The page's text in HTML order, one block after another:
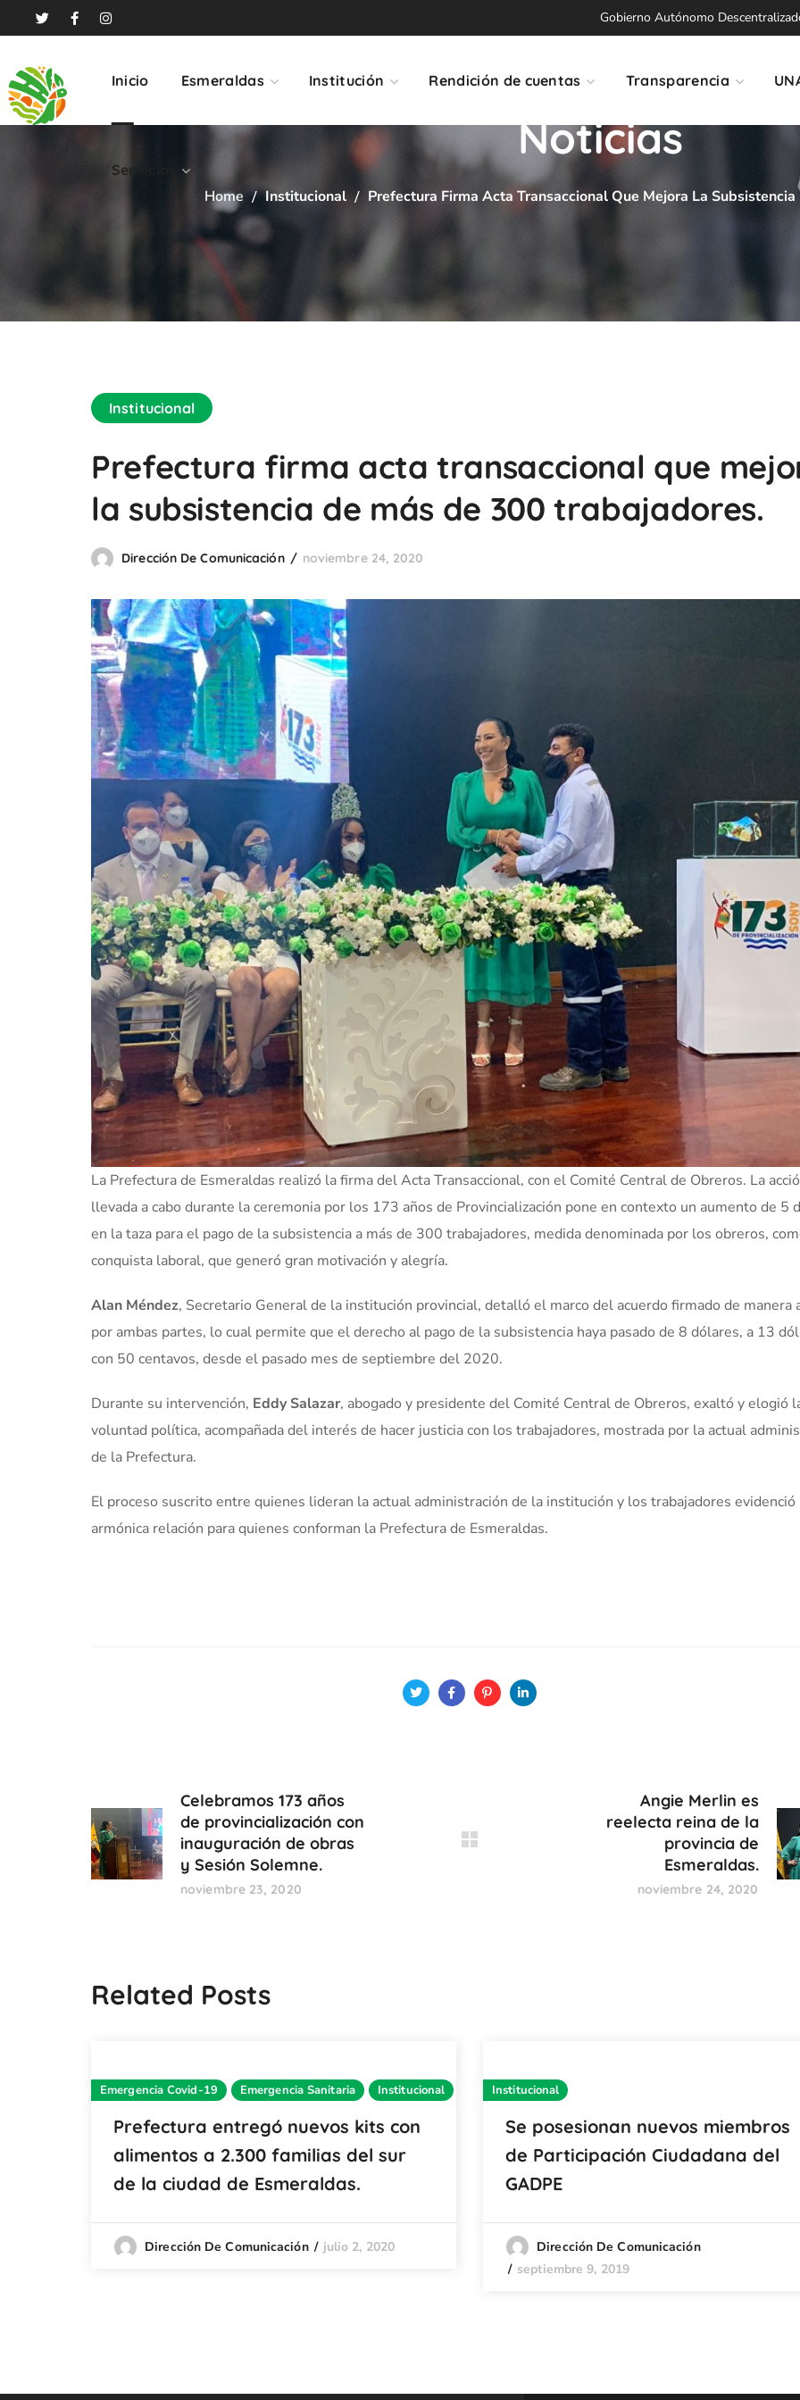
Gobierno Autónomo
Inicio Esmeraldas Institución Rendición de cuentas Transparencia
Servicios
Noticias
Home Institucional Prefectura Firma Acta Transaccional Que Mejora La
Institucional
Prefectura firma acta transaccional que
la subsistencia de más de 300 trabajadores.
Dirección De Comunicación noviembre 24, 2020
La Prefectura de Esmeraldas realizó la firma del Acta Transaccional, con el Comité Central de Obreros. La
llevada a cabo durante la ceremonia por los 173 años de Provincialización pone en contexto un aumento de 5
en la taza para el pago de la subsistencia a más de 300 trabajadores, medida denominada por los obreros,
conquista laboral, que generó gran motivación y alegría.
Alan Méndez, Secretario General de la institución provincial, detalló el marco del acuerdo firmado de manera
por ambas partes, lo cual permite que el derecho al pago de la subsistencia haya pasado de 8 dólares, a 13
con 50 centavos, desde el pasado mes de septiembre del 2020.
Durante su intervención, Eddy Salazar, abogado y presidente del Comité Central de Obreros, exaltó y elogió
voluntad política, acompañada del interés de hacer justicia con los trabajadores, mostrada por la actual
de la Prefectura.
El proceso suscrito entre quienes lideran la actual administración de la institución y los trabajadores evidenció
armónica relación para quienes conforman la Prefectura de Esmeraldas.
Celebramos 173 años
de provincialización con
inauguración de obras
y Sesión Solemne.
noviembre 23, 2020
Angie Merlin es
reelecta reina de la
provincia de
Esmeraldas.
noviembre 24, 2020
Related Posts
Emergencia Covid-19 Emergencia Sanitaria Institucional
Prefectura entregó nuevos kits con
alimentos a 2.300 familias del sur
de la ciudad de Esmeraldas.
Dirección De Comunicación julio 2, 2020
Institucional
Se posesionan nuevos miembros
de Participación Ciudadana del
GADPE
Dirección De Comunicación
septiembre 9, 2019